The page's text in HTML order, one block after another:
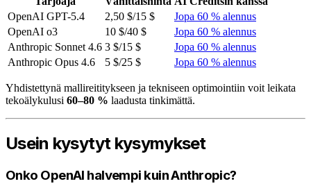
OpenAI GPT-5.4
2,50 $/15 $
Jopa 60 % alennus
OpenAI o3
10 $/40 $
Jopa 60 % alennus
Anthropic Sonnet 4.6 3 $/15 $
Jopa 60 % alennus
Anthropic Opus 4.6
5 $/25 $ Jopa 60 % alennus
Yhdistettynä mallireititykseen ja tekniseen optimointiin voit leikata
tekoälykulusi 60–80 % laadusta tinkimättä.
Usein kysytyt kysymykset
Onko OpenAI halvempi kuin Anthropic?